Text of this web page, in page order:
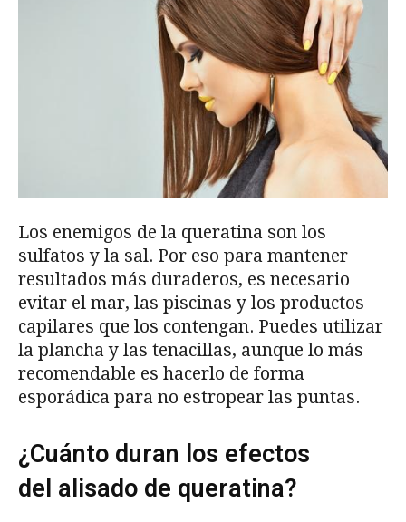
Los enemigos de la queratina son los
sulfatos y la sal. Por eso para mantener
resultados más duraderos, es necesario
evitar el mar, las piscinas y los productos
capilares que los contengan. Puedes utilizar
la plancha y las tenacillas, aunque lo más
recomendable es hacerlo de forma
esporádica para no estropear las puntas.
¿Cuánto duran los efectos
del alisado de queratina?